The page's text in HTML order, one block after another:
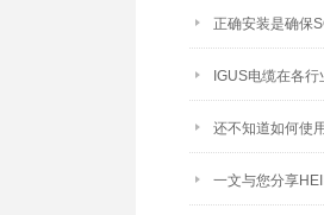
正确安装是确保
IGUS电缆在各
还不知道如何使
一文与您分享